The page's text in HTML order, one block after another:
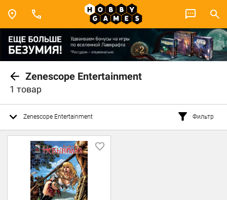
Zenescope Entertainment
1 товар
Zenescope Entertainment Фильтр